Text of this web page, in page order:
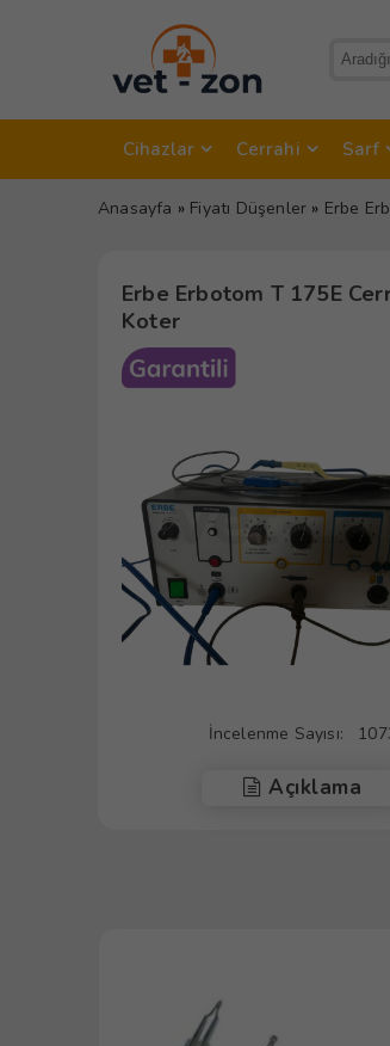
Cihazlar Cerrahi Sarf
Anasayfa » Fiyatı Düşenler » Erbe
Erbe Erbotom T 175E
Koter
İncelenme Sayısı:
Açıklama